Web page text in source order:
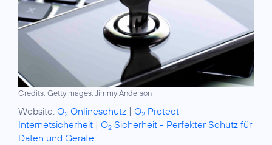
Credits: Gettyimages, Jimmy Anderson
Website: O2 Onlineschutz | O2 Protect -
Internetsicherheit | O2 Sicherheit - Perfekter Schutz für
Daten und Geräte